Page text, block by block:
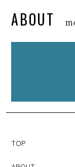
ABOUT
TOP